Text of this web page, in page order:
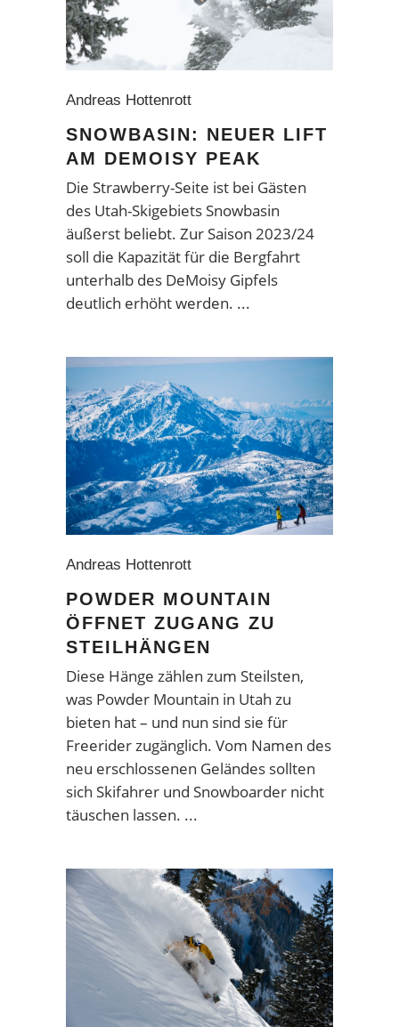
Andreas Hottenrott
SNOWBASIN: NEUER LIFT
AM DEMOISY PEAK
Die Strawberry-Seite ist bei Gästen
des Utah-Skigebiets Snowbasin
äußerst beliebt. Zur Saison 2023/24
soll die Kapazität für die Bergfahrt
unterhalb des DeMoisy Gipfels
deutlich erhöht werden.
Andreas Hottenrott
POWDER MOUNTAIN
ÖFFNET ZUGANG ZU
STEILHÄNGEN
Diese Hänge zählen zum Steilsten,
was Powder Mountain in Utah zu
bieten hat – und nun sind sie für
Freerider zugänglich. Vom Namen des
neu erschlossenen Geländes sollten
sich Skifahrer und Snowboarder nicht
täuschen lassen.